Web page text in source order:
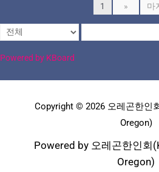
1 » 마
Powered by KBoard
Copyright © 2026 오레곤한인
Oregon)
Powered by 오레곤한인회
Oregon)